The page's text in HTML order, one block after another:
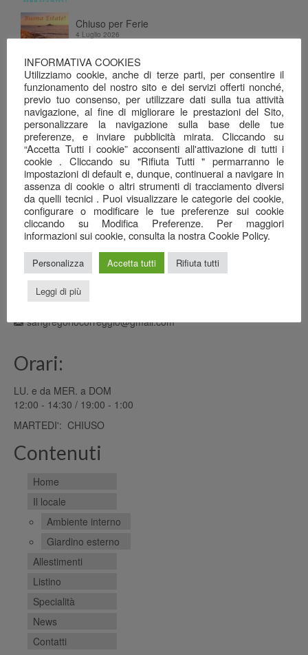
Chiuso per Ferie
4 Luglio 2026
Dalla terra e dal mare, alla tavola…
26 Giugno 2026
Una serata ben riuscita…
22 Giugno 2026
Il mare nel calice…
7 Giugno 2026
Anagrafica
Ristorante Pizzeria
SAN GREGORIO srl
Via Cottafavi, 11
42015 Correggio (RE)
348 3969456
0522 082778
sangregoriocorreggio@gmail.com
Orari:
LU. e da MER. a DOM
12:00 - 14:30 / 19:00 - 1:00
MARTEDI': CHIUSO
Contenuti
Home
Il locale
Ambiente interno
Giardino esterno
Allestimenti
Listino
Specialità
News
Contatti
INFORMATIVA COOKIES
Utilizziamo cookie, anche di terze parti, per consentire il
funzionamento del nostro sito e dei servizi offerti nonché,
previo tuo consenso, per utilizzare dati sulla tua attività
navigazione, al fine di migliorare le prestazioni del Sito,
personalizzare la navigazione sulla base delle tue
preferenze, e inviare pubblicità mirata. Cliccando su
“Accetta Tutti i cookie” acconsenti all'attivazione di tutti i
cookie . Cliccando su "Rifiuta Tutti " permarranno le
impostazioni di default e, dunque, continuerai a navigare in
assenza di cookie o altri strumenti di tracciamento diversi
da quelli tecnici . Puoi visualizzare le categorie dei cookie,
configurare o modificare le tue preferenze sui cookie
cliccando su Modifica Preferenze. Per maggiori
informazioni sui cookie, consulta la nostra Cookie Policy.
Personalizza Accetta tutti Rifiuta tutti
Leggi di più